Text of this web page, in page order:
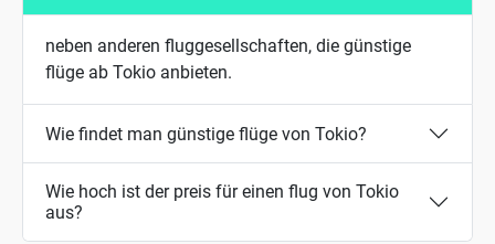
neben anderen fluggesellschaften, die günstige
flüge ab Tokio anbieten.
Wie findet man günstige flüge von Tokio?
Wie hoch ist der preis für einen flug von Tokio
aus?